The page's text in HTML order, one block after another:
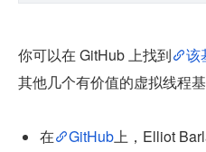
你可以在 GitHub 上找到 该
其他几个有价值的虚拟线程基
在 GitHub上，Elliot